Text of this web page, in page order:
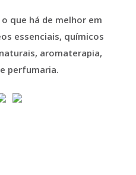
que há de melhor em
essenciais, químicos
aromaterapia,
perfumaria.